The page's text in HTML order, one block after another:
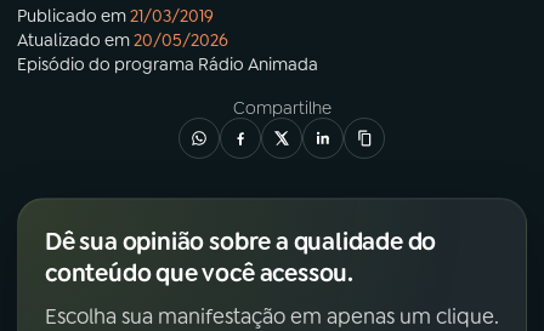
Publicado em21/03/2019
Atualizado em20/05/2026
Episódio do programa Rádio Animada
Compartilhe
Dê sua opinião sobre a qualidade do
conteúdo que você acessou.
Escolha sua manifestação em apenas um clique.